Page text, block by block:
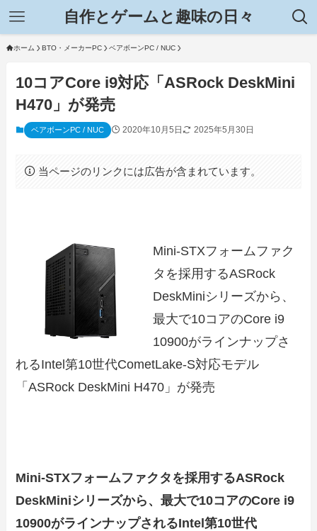
自作とゲームと趣味の日々
ホーム BTO・メーカーPC ベアボーンPC / NUC
10コアCore i9対応「ASRock DeskMini
H470」が発売
ベアボーンPC / NUC 2020年10月5日 2025年5月30日
当ページのリンクには広告が含まれています。
Mini-STXフォームファク
タを採用するASRock
DeskMiniシリーズから、
最大で10コアのCore i9
10900がラインナップさ
れるIntel第10世代CometLake-S対応モデル
「ASRock DeskMini H470」が発売
Mini-STXフォームファクタを採用するASRock
DeskMiniシリーズから、最大で10コアのCore i9
10900がラインナップされるIntel第10世代